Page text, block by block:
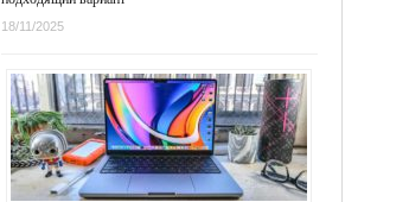
18/11/2025